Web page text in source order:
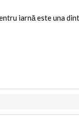
iarnă este una